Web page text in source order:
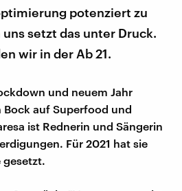
potenziert zu
setzt das unter Druck.
wir in der Ab 21.
und neuem Jahr
auf Superfood und
ist Rednerin und Sängerin
Für 2021 hat sie
gesetzt.